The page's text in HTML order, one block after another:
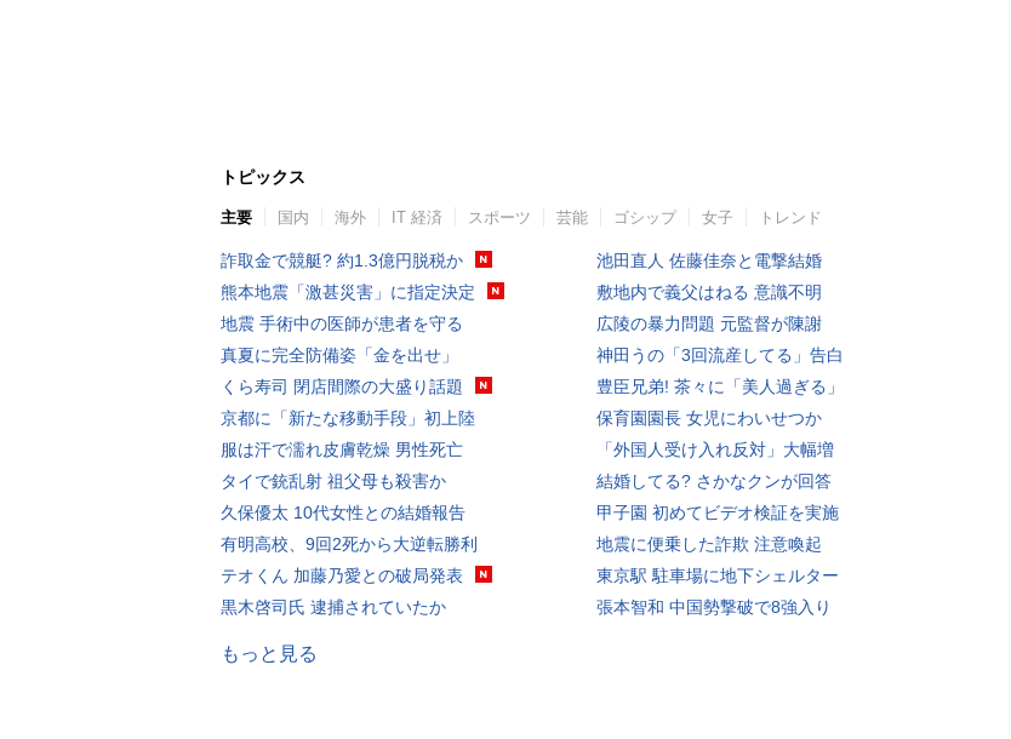
トピックス
主要 国内 海外 IT 経済 スポーツ 芸能 ゴシップ 女子 トレンド
詐取金で競艇? 約1.3億円脱税か
熊本地震「激甚災害」に指定決定
地震 手術中の医師が患者を守る
真夏に完全防備姿「金を出せ」
くら寿司 閉店間際の大盛り話題
京都に「新たな移動手段」初上陸
服は汗で濡れ皮膚乾燥 男性死亡
タイで銃乱射 祖父母も殺害か
久保優太 10代女性との結婚報告
有明高校、9回2死から大逆転勝利
テオくん 加藤乃愛との破局発表
黒木啓司氏 逮捕されていたか
池田直人 佐藤佳奈と電撃結婚
敷地内で義父はねる 意識不明
広陵の暴力問題 元監督が陳謝
神田うの「3回流産してる」告白
豊臣兄弟! 茶々に「美人過ぎる」
保育園園長 女児にわいせつか
「外国人受け入れ反対」大幅増
結婚してる? さかなクンが回答
甲子園 初めてビデオ検証を実施
地震に便乗した詐欺 注意喚起
東京駅 駐車場に地下シェルター
張本智和 中国勢撃破で8強入り
もっと見る